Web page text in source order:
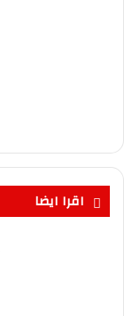
اقرا ايضا